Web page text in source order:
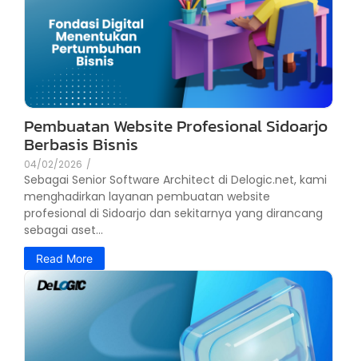
Pembuatan Website Profesional Sidoarjo
Berbasis Bisnis
04/02/2026 /
Sebagai Senior Software Architect di Delogic.net, kami
menghadirkan layanan pembuatan website
profesional di Sidoarjo dan sekitarnya yang dirancang
sebagai aset...
Read More